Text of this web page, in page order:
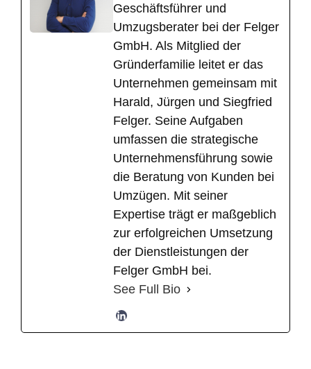
Geschäftsführer und
Umzugsberater bei der Felger
GmbH. Als Mitglied der
Gründerfamilie leitet er das
Unternehmen gemeinsam mit
Harald, Jürgen und Siegfried
Felger. Seine Aufgaben
umfassen die strategische
Unternehmensführung sowie
die Beratung von Kunden bei
Umzügen. Mit seiner
Expertise trägt er maßgeblich
zur erfolgreichen Umsetzung
der Dienstleistungen der
Felger GmbH bei.
See Full Bio